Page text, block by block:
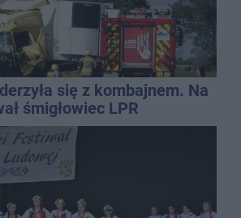
się z kombajnem. Na
śmigłowiec LPR